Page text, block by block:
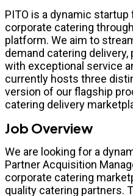
PITO is a dynamic
corporate catering
platform. We aim to
demand catering
with exceptional service
currently hosts three
version of our flagship
catering delivery
Job Overview
We are looking for a
Partner Acquisition
corporate catering
quality catering partners.